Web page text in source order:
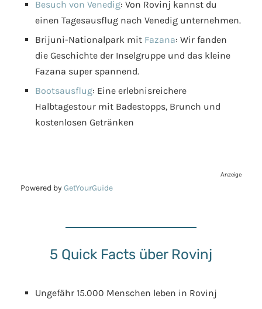
Besuch von Venedig: Von Rovinj kannst du
einen Tagesausflug nach Venedig unternehmen.
Brijuni-Nationalpark mit Fazana: Wir fanden
die Geschichte der Inselgruppe und das kleine
Fazana super spannend.
Bootsausflug: Eine erlebnisreichere
Halbtagestour mit Badestopps, Brunch und
kostenlosen Getränken
Anzeige
Powered by GetYourGuide
5 Quick Facts über Rovinj
Ungefähr 15.000 Menschen leben in Rovinj